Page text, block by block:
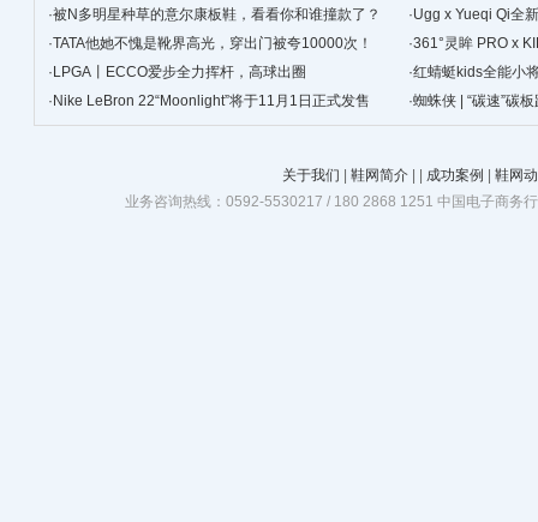
景
·被N多明星种草的意尔康板鞋，看看你和谁撞款了？ ·Ugg x Yueqi Qi全
·TATA他她不愧是靴界高光，穿出门被夸10000次！ ·361°灵眸 PRO x
跑鞋
· LPGA丨ECCO爱步全力挥杆，高球出圈 ·红蜻蜓kids全能小
· Nike LeBron 22“Moonlight”将于11月1日正式发售 ·蜘蛛侠 | “碳速”碳
关于我们 鞋网简介 成功案例
鞋网
业务咨询热线：0592-5530217 / 180 2868 1251 中国电子商务